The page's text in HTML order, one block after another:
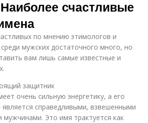
счастливые
по мнению этимологов и
мужских достаточного много, но
вам лишь самые известные и
защитник
очень сильную энергетику, а его
справедливыми, взвешенными
Это имя трактуется как